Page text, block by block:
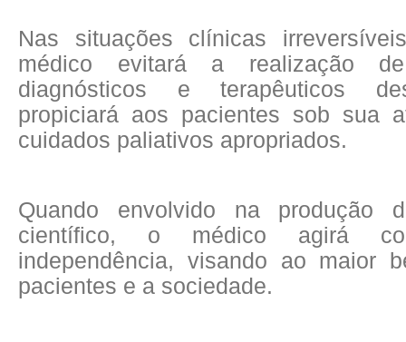
Nas situações clínicas
médico evitará a realização de
diagnósticos e terapêuticos
propiciará aos pacientes sob sua
cuidados paliativos apropriados.
Quando envolvido na produção
científico, o médico agirá
independência, visando ao maior
pacientes e a sociedade.